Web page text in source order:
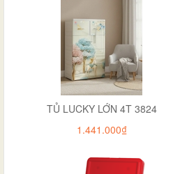
TỦ LUCKY LỚN 4T 3824
1.441.000₫